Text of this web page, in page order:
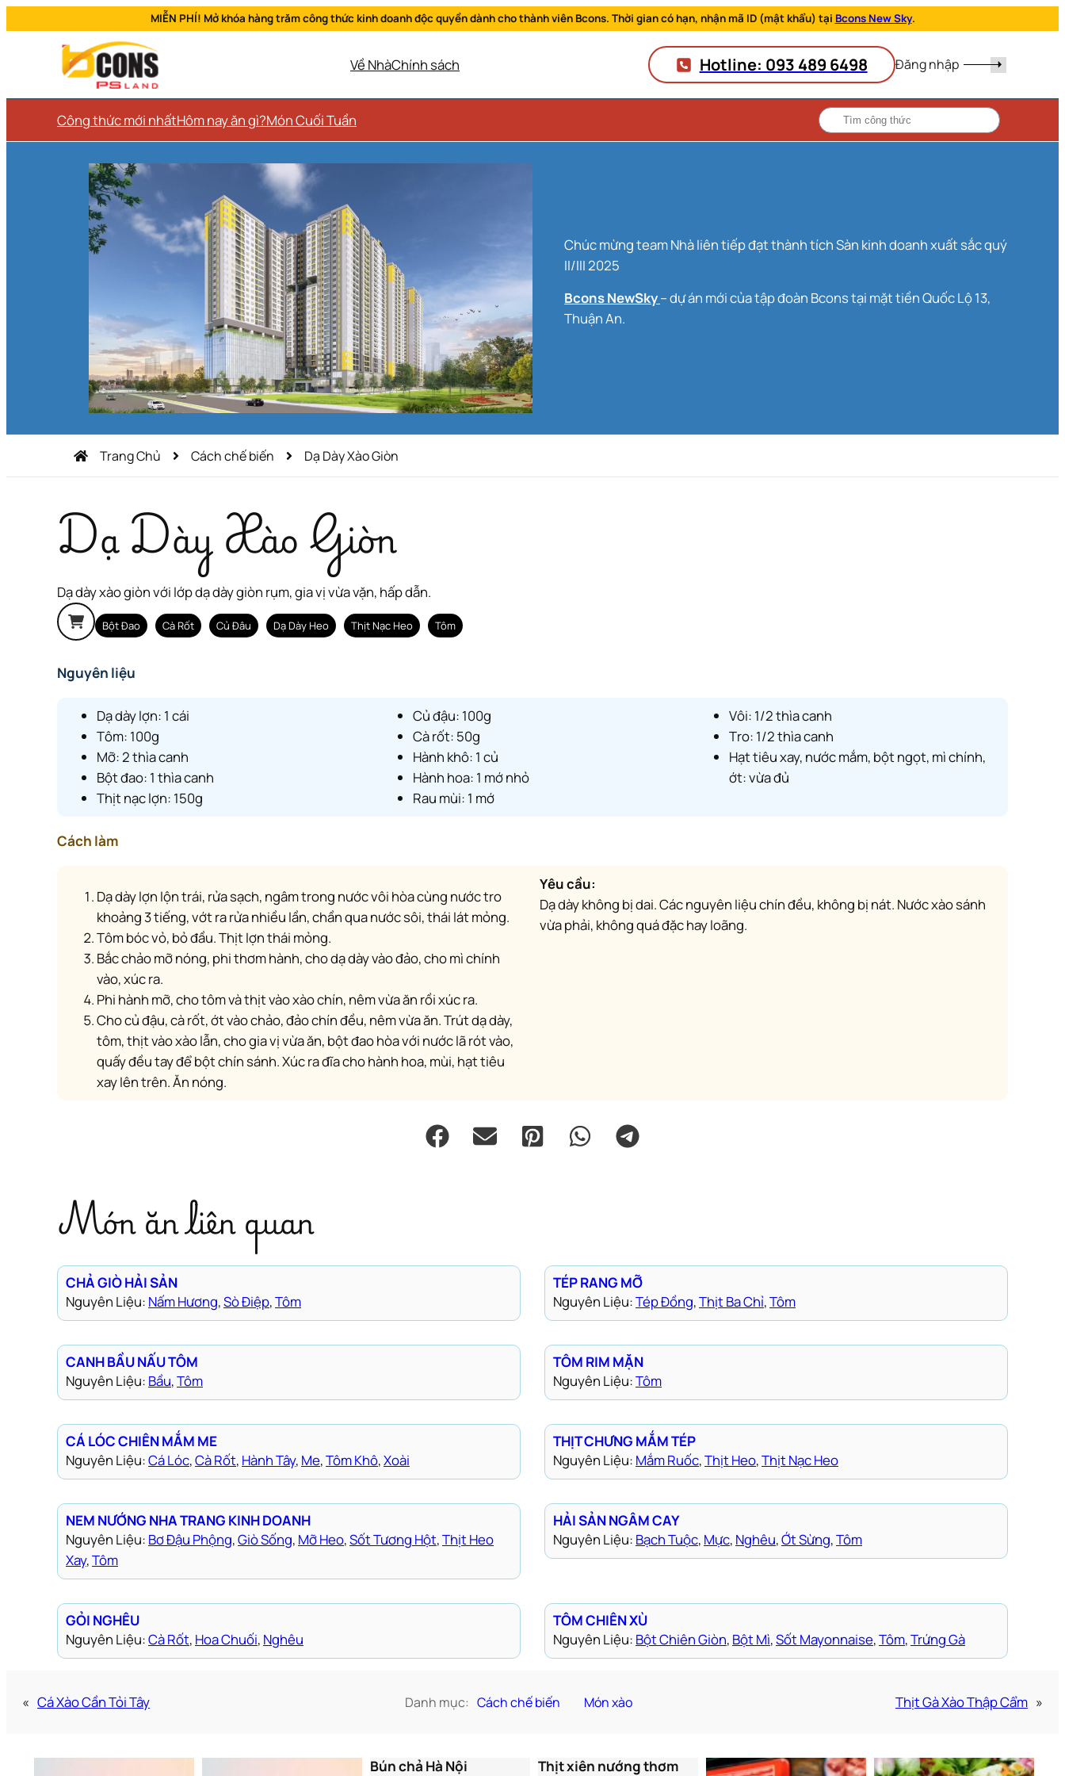
MIỄN PHÍ! Mở khóa hàng trăm công thức kinh doanh độc quyền dành cho thành viên Bcons. Thời gian có hạn, nhận mã ID (mật khẩu) tại Bcons New Sky.
Về NhàChính sách Hotline: 093 489 6498 Đăng nhập
Công thức mới nhấtHôm nay ăn gì?Món Cuối Tuần
Chúc mừng team Nhà liên tiếp đạt thành tích Sàn kinh doanh xuất sắc quý
II/III 2025
Bcons NewSky– dự án mới của tập đoàn Bcons tại mặt tiền Quốc Lộ 13,
Thuận An.
Trang Chủ Cách chế biến Dạ Dày Xào Giòn
Dạ Dày Xào Giòn
Dạ dày xào giòn với lớp dạ dày giòn rụm, gia vị vừa vặn, hấp dẫn.
Bột Đao Cà Rốt Củ Đâu Dạ Dày Heo Thịt Nạc Heo Tôm
Nguyên liệu
Dạ dày lợn: 1 cái
Tôm: 100g
Mỡ: 2 thìa canh
Bột đao: 1 thìa canh
Thịt nạc lợn: 150g
Củ đậu: 100g
Cà rốt: 50g
Hành khô: 1 củ
Hành hoa: 1 mớ nhỏ
Rau mùi: 1 mớ
Vôi: 1/2 thìa canh
Tro: 1/2 thìa canh
Hạt tiêu xay, nước mắm, bột ngọt, mì chính,
ớt: vừa đủ
Cách làm
Dạ dày lợn lộn trái, rửa sạch, ngâm trong nước vôi hòa cùng nước tro
khoảng 3 tiếng, vớt ra rửa nhiều lần, chần qua nước sôi, thái lát mỏng.
Tôm bóc vỏ, bỏ đầu. Thịt lợn thái mỏng.
Bắc chảo mỡ nóng, phi thơm hành, cho dạ dày vào đảo, cho mì chính
vào, xúc ra.
Phi hành mỡ, cho tôm và thịt vào xào chín, nêm vừa ăn rồi xúc ra.
Cho củ đậu, cà rốt, ớt vào chảo, đảo chín đều, nêm vừa ăn. Trút dạ dày,
tôm, thịt vào xào lẫn, cho gia vị vừa ăn, bột đao hòa với nước lã rót vào,
quấy đều tay để bột chín sánh. Xúc ra đĩa cho hành hoa, mùi, hạt tiêu
xay lên trên. Ăn nóng.
Yêu cầu:
Dạ dày không bị dai. Các nguyên liệu chín đều, không bị nát. Nước xào sánh
vừa phải, không quá đặc hay loãng.
Món ăn liên quan
CHẢ GIÒ HẢI SẢN
Nguyên Liệu: Nấm Hương, Sò Điệp, Tôm
TÉP RANG MỠ
Nguyên Liệu:Tép Đồng, Thịt Ba Chỉ, Tôm
CANH BẦU NẤU TÔM
Nguyên Liệu: Bầu, Tôm
TÔM RIM MẶN
Nguyên Liệu:Tôm
CÁ LÓC CHIÊN MẮM ME
Nguyên Liệu:Cá Lóc, Cà Rốt, Hành Tây, Me, Tôm Khô, Xoài
THỊT CHƯNG MẮM TÉP
Nguyên Liệu: Mắm Ruốc, Thịt Heo, Thịt Nạc Heo
NEM NƯỚNG NHA TRANG KINH DOANH
Nguyên Liệu: Bơ Đậu Phộng, Giò Sống, Mỡ Heo, Sốt Tương Hột, Thịt Heo
Xay, Tôm
HẢI SẢN NGÂM CAY
Nguyên Liệu: Bạch Tuộc, Mực, Nghêu, Ớt Sừng, Tôm
GỎI NGHÊU
Nguyên Liệu:Cà Rốt, Hoa Chuối, Nghêu
TÔM CHIÊN XÙ
Nguyên Liệu: Bột Chiên Giòn, Bột Mì, Sốt Mayonnaise, Tôm, Trứng Gà
« Cá Xào Cần Tỏi Tây Danh mục: Cách chế biến Món xào Thịt Gà Xào Thập Cẩm »
Thịt xiên nướng thơm